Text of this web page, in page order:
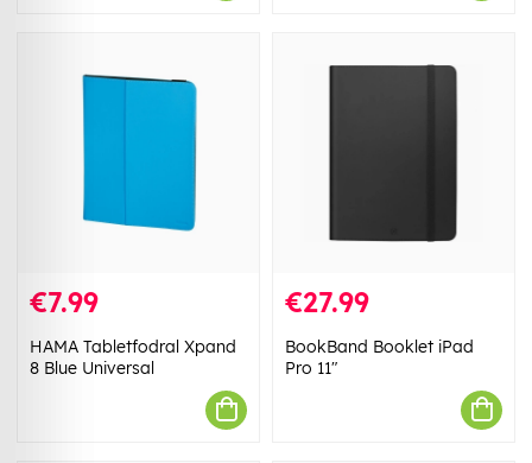
€7.99
HAMA Tabletfodral Xpand
8 Blue Universal
€27.99
BookBand Booklet iPad
Pro 11"